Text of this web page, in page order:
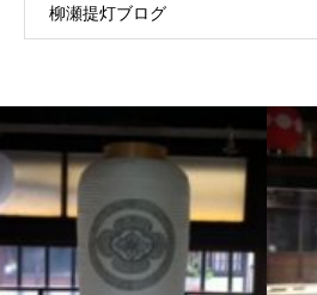
柳瀬提灯ブログ